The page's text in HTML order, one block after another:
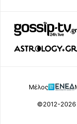
Μέλος
©2012-2026